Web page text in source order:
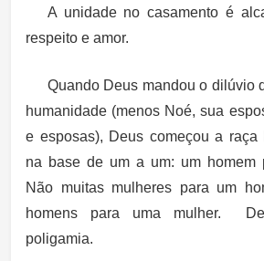
A unidade no casamento é
respeito e amor.
Quando Deus mandou o dilúvio
humanidade (menos Noé, sua
e esposas), Deus começou a raça
na base de um a um: um homem
Não muitas mulheres para um
homens para uma mulher.
poligamia.